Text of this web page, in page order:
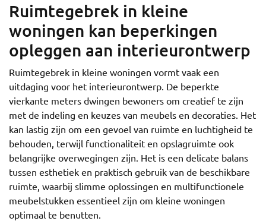
Ruimtegebrek in kleine
woningen kan beperkingen
opleggen aan interieurontwerp
Ruimtegebrek in kleine woningen vormt vaak een
uitdaging voor het interieurontwerp. De beperkte
vierkante meters dwingen bewoners om creatief te zijn
met de indeling en keuzes van meubels en decoraties. Het
kan lastig zijn om een gevoel van ruimte en luchtigheid te
behouden, terwijl functionaliteit en opslagruimte ook
belangrijke overwegingen zijn. Het is een delicate balans
tussen esthetiek en praktisch gebruik van de beschikbare
ruimte, waarbij slimme oplossingen en multifunctionele
meubelstukken essentieel zijn om kleine woningen
optimaal te benutten.